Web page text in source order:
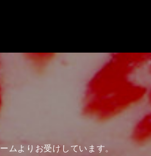
ムよりお受けしています。